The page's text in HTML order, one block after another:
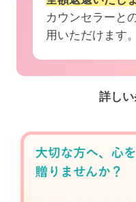
カウンセラーと
用いただけます。
詳し